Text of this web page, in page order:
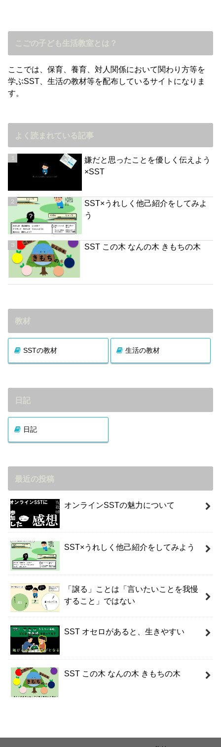
こごの子ども生活教室とは？
ここでは、保育、養育、対人関係において関わり方等を
学ぶSST、生活の教材等を配布しているサイトになりま
す。
よく読まれている記事
嫌だと思ったことを優しく伝えよう
×SST
SST×うれしく他己紹介をしてみよ
う
SST この木 なんの木 きもちの木
教材
SSTの教材 生活の教材
日記
日記
最近の投稿
オンラインSSTの魅力について
SST×うれしく他己紹介をしてみよう
「譲る」ことは「言いたいことを我慢
すること」ではない
SST オセロがあると、生きやすい
SST この木 なんの木 きもちの木